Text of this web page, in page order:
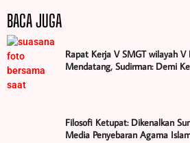
BACA JUGA
Rapat Kerja V SMGT wilayah
Mendatang, Sudirman: Demi
Filosofi Ketupat: Dikenalkan
Media Penyebaran Agama